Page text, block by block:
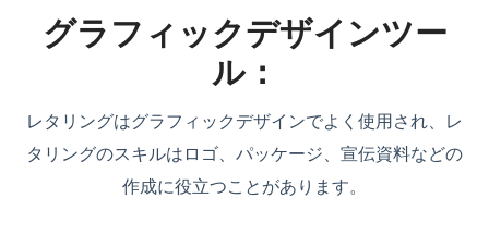
グラフィックデザインツー
ル：
レタリングはグラフィックデザインでよく使用され、レ
タリングのスキルはロゴ、パッケージ、宣伝資料などの
作成に役立つことがあります。